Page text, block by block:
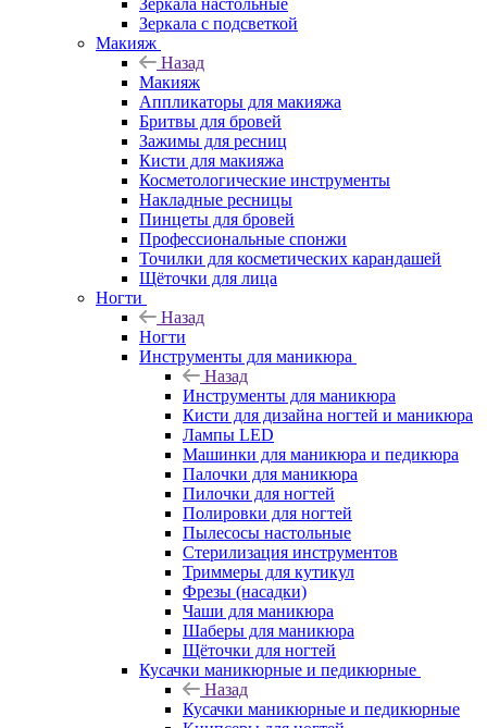
Зеркала настольные
Зеркала с подсветкой
Макияж
Назад
Макияж
Аппликаторы для макияжа
Бритвы для бровей
Зажимы для ресниц
Кисти для макияжа
Косметологические инструменты
Накладные ресницы
Пинцеты для бровей
Профессиональные спонжи
Точилки для косметических карандашей
Щёточки для лица
Ногти
Назад
Ногти
Инструменты для маникюра
Назад
Инструменты для маникюра
Кисти для дизайна ногтей и маникюра
Лампы LED
Машинки для маникюра и педикюра
Палочки для маникюра
Пилочки для ногтей
Полировки для ногтей
Пылесосы настольные
Стерилизация инструментов
Триммеры для кутикул
Фрезы (насадки)
Чаши для маникюра
Шаберы для маникюра
Щёточки для ногтей
Кусачки маникюрные и педикюрные
Назад
Кусачки маникюрные и педикюрные